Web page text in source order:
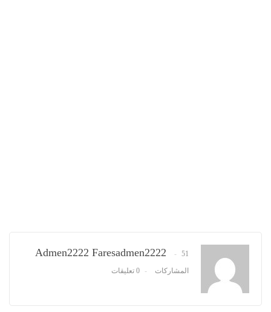
Admen2222 Faresadmen2222
51
المشاركات
0 تعليقات